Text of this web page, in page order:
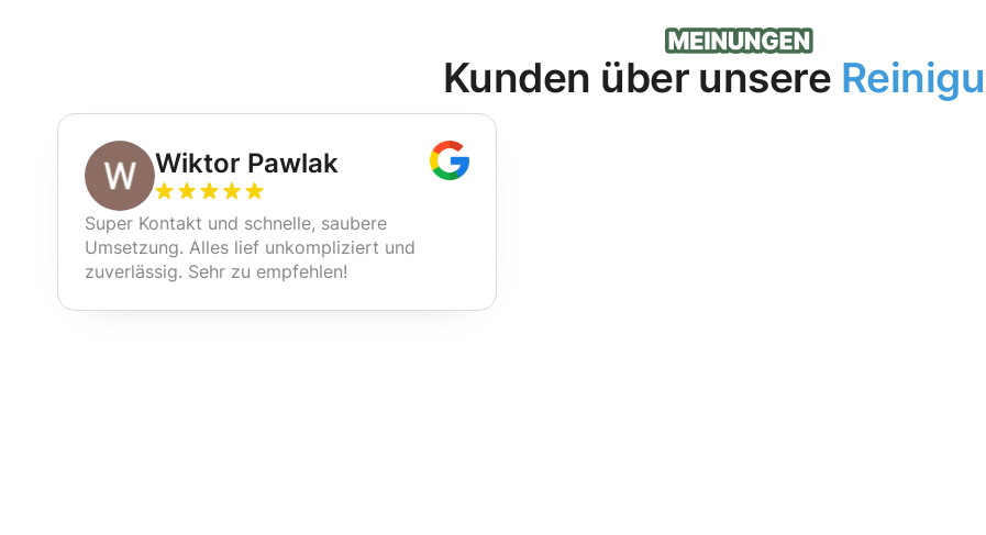
Kunden über unsere
Wiktor Pawlak
Super Kontakt und schnelle, saubere
Umsetzung. Alles lief unkompliziert und
zuverlässig. Sehr zu empfehlen!